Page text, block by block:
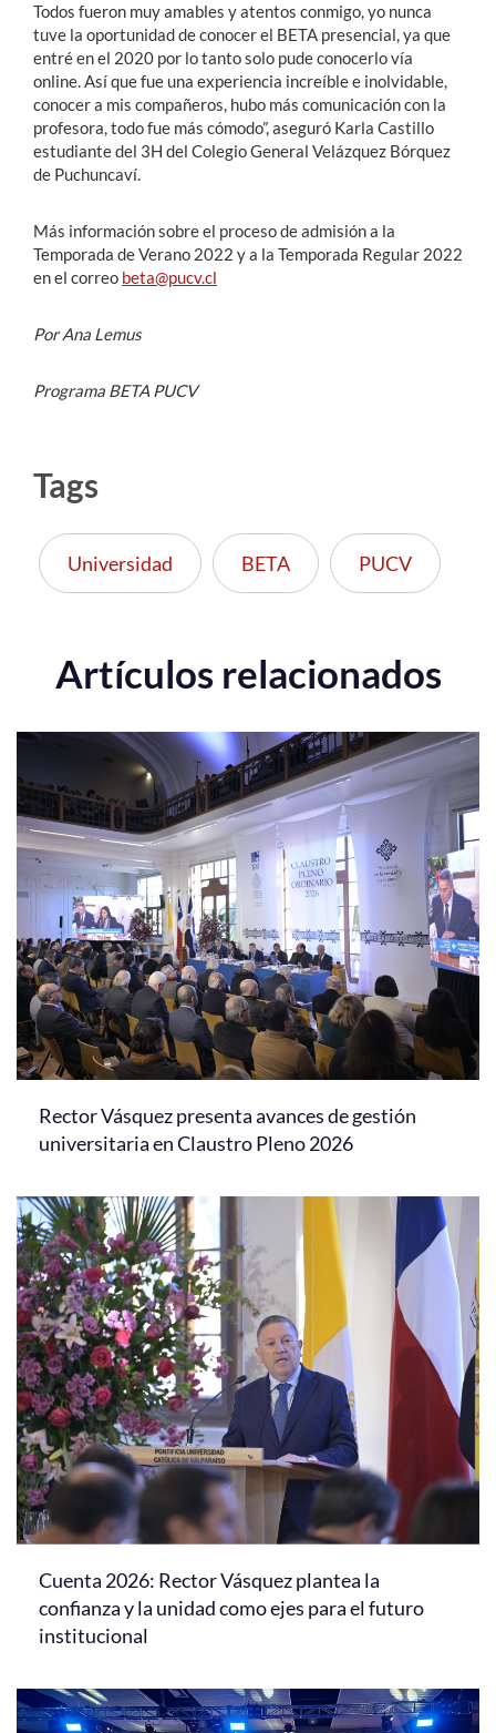
Todos fueron muy amables y atentos conmigo, yo nunca
tuve la oportunidad de conocer el BETA presencial, ya que
entré en el 2020 por lo tanto solo pude conocerlo vía
online. Así que fue una experiencia increíble e inolvidable,
conocer a mis compañeros, hubo más comunicación con la
profesora, todo fue más cómodo”, aseguró Karla Castillo
estudiante del 3H del Colegio General Velázquez Bórquez
de Puchuncaví.
Más información sobre el proceso de admisión a la
Temporada de Verano 2022 y a la Temporada Regular 2022
en el correo beta@pucv.cl
Por Ana Lemus
Programa BETA PUCV
Tags
Universidad BETA PUCV
Artículos relacionados
Rector Vásquez presenta avances de gestión
universitaria en Claustro Pleno 2026
Cuenta 2026: Rector Vásquez plantea la
confianza y la unidad como ejes para el futuro
institucional